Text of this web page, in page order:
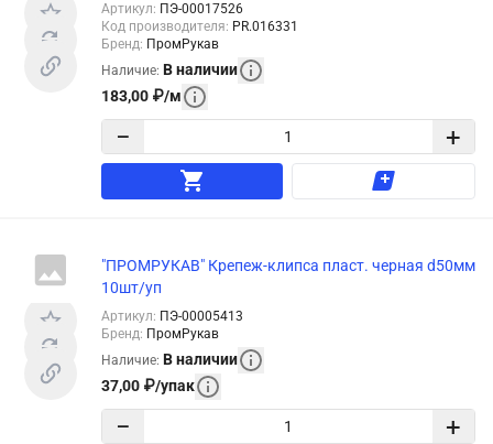
Артикул: ПЭ-00017526
Код производителя: PR.016331
Бренд: ПромРукав
Наличие: В наличии
183,00 ₽/м
− +
"ПРОМРУКАВ" Крепеж-клипса пласт. черная d50мм
10шт/уп
Артикул: ПЭ-00005413
Бренд: ПромРукав
Наличие: В наличии
37,00 ₽/упак
− +